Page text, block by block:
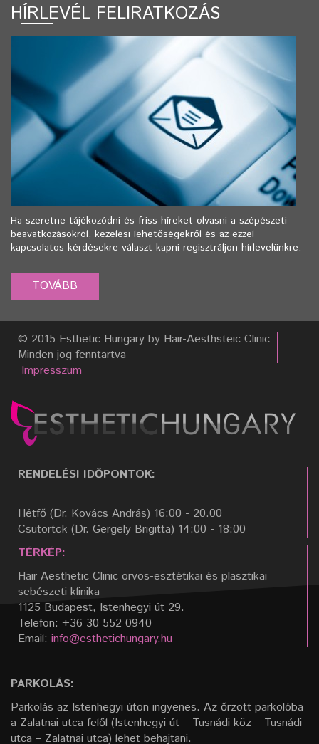
HÍRLEVÉL FELIRATKOZÁS
Ha szeretne tájékozódni és friss híreket olvasni a szépészeti
beavatkozásokról, kezelési lehetőségekről és az ezzel
kapcsolatos kérdésekre választ kapni regisztráljon hírlevelünkre.
© 2015 Esthetic Hungary by Hair-Aesthsteic Clinic
Minden jog fenntartva
Impresszum
RENDELÉSI IDŐPONTOK:
Hétfő (Dr. Kovács András) 16:00 - 20.00
Csütörtök (Dr. Gergely Brigitta) 14:00 - 18:00
TÉRKÉP:
Hair Aesthetic Clinic orvos-esztétikai és plasztikai
sebészeti klinika
1125 Budapest, Istenhegyi út 29.
Telefon: +36 30 552 0940
Email: info@esthetichungary.hu
PARKOLÁS:
Parkolás az Istenhegyi úton ingyenes. Az őrzött parkolóba
a Zalatnai utca felől (Istenhegyi út – Tusnádi köz – Tusnádi
utca – Zalatnai utca) lehet behajtani.